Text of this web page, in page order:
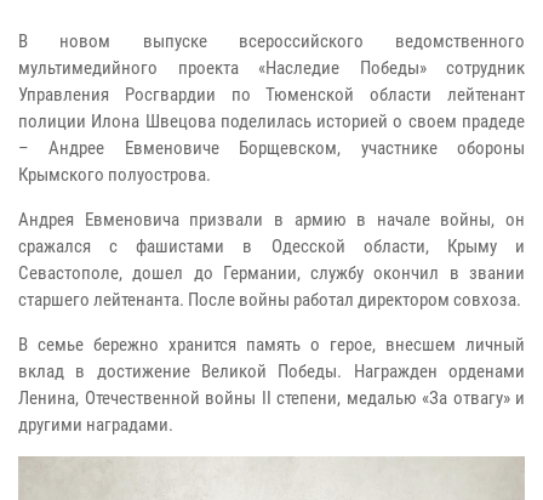
В новом выпуске всероссийского ведомственного
мультимедийного проекта «Наследие Победы» сотрудник
Управления Росгвардии по Тюменской области лейтенант
полиции Илона Швецова поделилась историей о своем прадеде
– Андрее Евменовиче Борщевском, участнике обороны
Крымского полуострова.
Андрея Евменовича призвали в армию в начале войны, он
сражался с фашистами в Одесской области, Крыму и
Севастополе, дошел до Германии, службу окончил в звании
старшего лейтенанта. После войны работал директором совхоза.
В семье бережно хранится память о герое, внесшем личный
вклад в достижение Великой Победы. Награжден орденами
Ленина, Отечественной войны II степени, медалью «За отвагу» и
другими наградами.